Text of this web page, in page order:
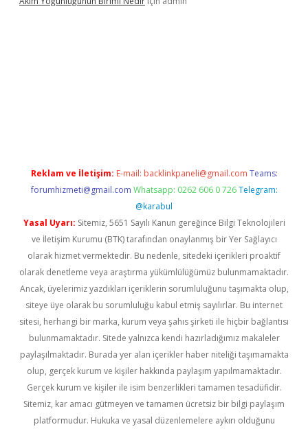
Reklam ve İletişim: E-mail: backlinkpaneli@gmail.com Teams:
forumhizmeti@gmail.com Whatsapp: 0262 606 0 726 Telegram:
@karabul
Yasal Uyarı: Sitemiz, 5651 Sayılı Kanun gereğince Bilgi Teknolojileri
ve İletişim Kurumu (BTK) tarafından onaylanmış bir Yer Sağlayıcı
olarak hizmet vermektedir. Bu nedenle, sitedeki içerikleri proaktif
olarak denetleme veya araştırma yükümlülüğümüz bulunmamaktadır.
Ancak, üyelerimiz yazdıkları içeriklerin sorumluluğunu taşımakta olup,
siteye üye olarak bu sorumluluğu kabul etmiş sayılırlar. Bu internet
sitesi, herhangi bir marka, kurum veya şahıs şirketi ile hiçbir bağlantısı
bulunmamaktadır. Sitede yalnızca kendi hazırladığımız makaleler
paylaşılmaktadır. Burada yer alan içerikler haber niteliği taşımamakta
olup, gerçek kurum ve kişiler hakkında paylaşım yapılmamaktadır.
Gerçek kurum ve kişiler ile isim benzerlikleri tamamen tesadüfidir.
Sitemiz, kar amacı gütmeyen ve tamamen ücretsiz bir bilgi paylaşım
platformudur. Hukuka ve yasal düzenlemelere aykırı olduğunu